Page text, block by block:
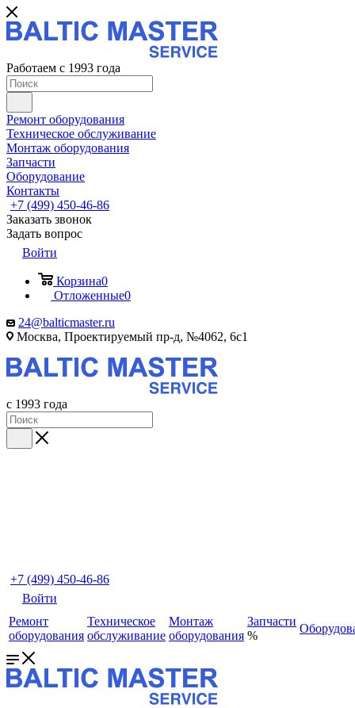
Работаем с 1993 года
Ремонт оборудования
Техническое обслуживание
Монтаж оборудования
Запчасти
Оборудование
Контакты
+7 (499) 450-46-86
Заказать звонок
Задать вопрос
Войти
Корзина0
Отложенные0
24@balticmaster.ru
Москва, Проектируемый пр-д, №4062, 6с1
с 1993 года
+7 (499) 450-46-86
Войти
Ремонт
оборудования
Техническое
обслуживание
Монтаж
оборудования
Запчасти
%